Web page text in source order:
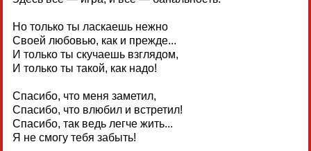
Но только ты ласкаешь нежно
Своей любовью, как и прежде...
И только ты скучаешь взглядом,
И только ты такой, как надо!
Спасибо, что меня заметил,
Спасибо, что влюбил и встретил!
Спасибо, так ведь легче жить...
Я не смогу тебя забыть!